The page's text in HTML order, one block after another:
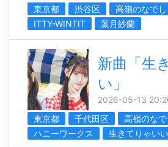
東京都
渋谷区
高嶺のなでし
ITTY-WINTIT
葉月紗蘭
新曲「生
い」
2026-05-13
東京都
千代田区
高嶺のなで
ハニーワークス
生きてりゃいい